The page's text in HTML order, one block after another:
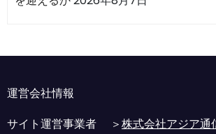
運営会社情報
サイト運営事業者 ＞株式会社アジア通